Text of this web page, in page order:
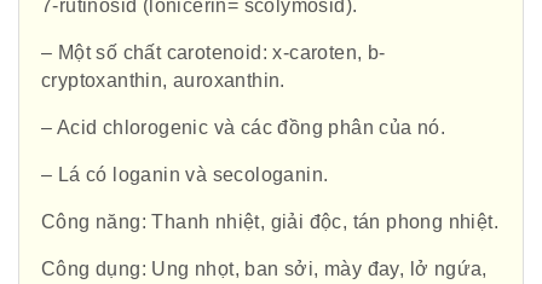
7-rutinosid (lonicerin= scolymosid).
– Một số chất carotenoid: x-caroten, b-
cryptoxanthin, auroxanthin.
– Acid chlorogenic và các đồng phân của nó.
– Lá có loganin và secologanin.
Công năng: Thanh nhiệt, giải độc, tán phong nhiệt.
Công dụng: Ung nhọt, ban sởi, mày đay, lở ngứa,